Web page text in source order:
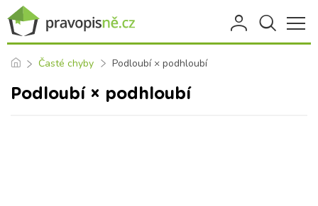
Časté chyby Podloubí × podhloubí
Podloubí × podhloubí